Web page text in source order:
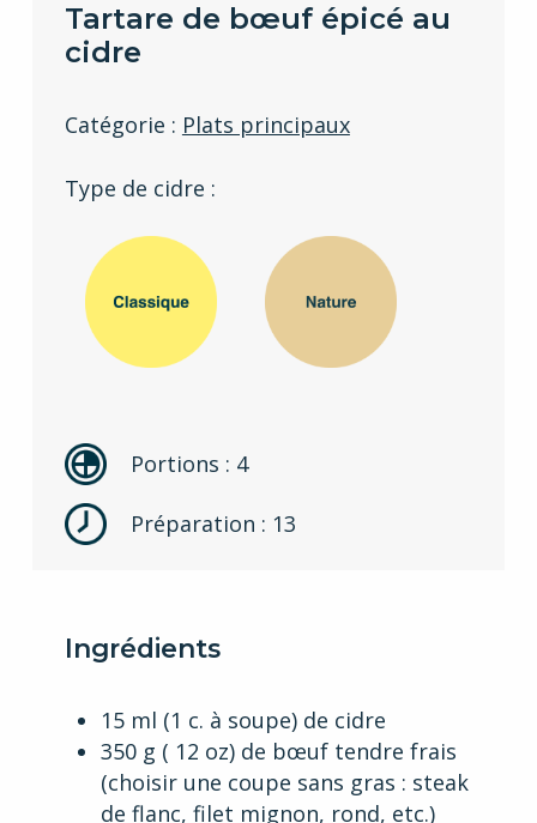
Tartare de bœuf épicé au
cidre
Catégorie : Plats principaux
Type de cidre :
Portions : 4
Préparation : 13
Ingrédients
15 ml (1 c. à soupe) de cidre
350 g ( 12 oz) de bœuf tendre frais
(choisir une coupe sans gras : steak
de flanc, filet mignon, rond, etc.)